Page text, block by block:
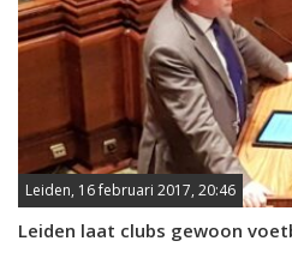
Leiden, 16 februari 2017, 20:46
Leiden laat clubs gewoon